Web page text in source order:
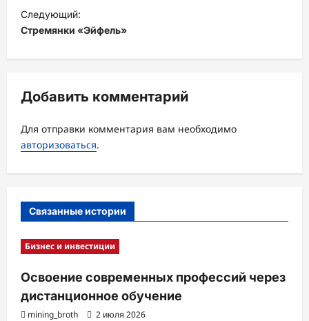
и
г
а
и
з
и
с
и
Следующий:
Стремянки «Эйфель»
Добавить комментарий
Для отправки комментария вам необходимо
авторизоваться.
Связанные истории
Бизнес и инвестиции
Освоение современных профессий через
дистанционное обучение
mining_broth 2 июля 2026